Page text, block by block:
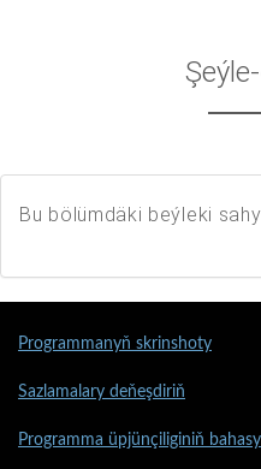
Bu bölümdäki beýleki
Programmanyň skrinshoty
Sazlamalary deňeşdiriň
Programma üpjünçiliginiň bahasy